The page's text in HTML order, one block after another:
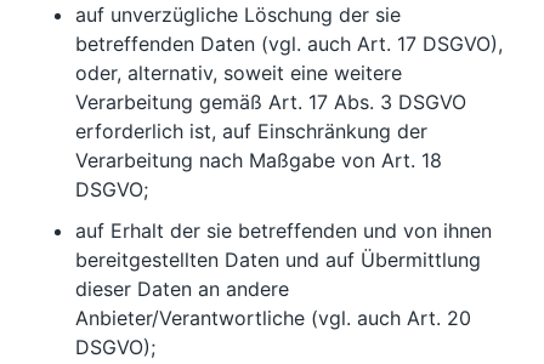
auf unverzügliche Löschung der sie
betreffenden Daten (vgl. auch Art. 17 DSGVO),
oder, alternativ, soweit eine weitere
Verarbeitung gemäß Art. 17 Abs. 3 DSGVO
erforderlich ist, auf Einschränkung der
Verarbeitung nach Maßgabe von Art. 18
DSGVO;
auf Erhalt der sie betreffenden und von ihnen
bereitgestellten Daten und auf Übermittlung
dieser Daten an andere
Anbieter/Verantwortliche (vgl. auch Art. 20
DSGVO);